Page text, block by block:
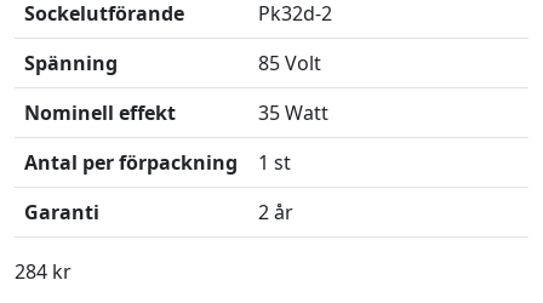
Sockelutförande
Pk32d-2
Spänning
85 Volt
Nominell effekt
35 Watt
Antal per förpackning
1 st
Garanti
2 år
284 kr